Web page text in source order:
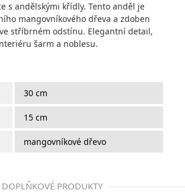
s andělskými křídly. Tento anděl je
mangovníkového dřeva a zdoben
stříbrném odstínu. Elegantní detail,
šarm a noblesu.
30 cm
15 cm
mangovníkové dřevo
DOPLŇKOVÉ PRODUKTY